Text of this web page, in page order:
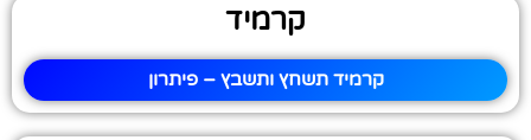
קרמיד
קרמיד תשחץ ותשבץ – פיתרון